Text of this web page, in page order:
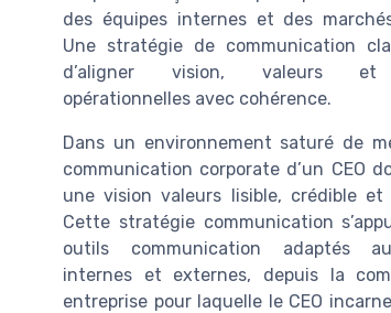
des équipes internes et des
Une stratégie de communication
d’aligner vision, valeurs et
opérationnelles avec cohérence.
Dans un environnement saturé de
communication corporate d’un CEO
une vision valeurs lisible, crédible et
Cette stratégie communication
outils communication adaptés
internes et externes, depuis la
entreprise pour laquelle le CEO